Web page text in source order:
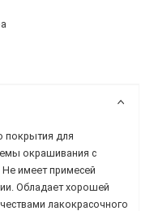
покрытия для
окрашивания с
имеет примесей
Обладает хорошей
лакокрасочного